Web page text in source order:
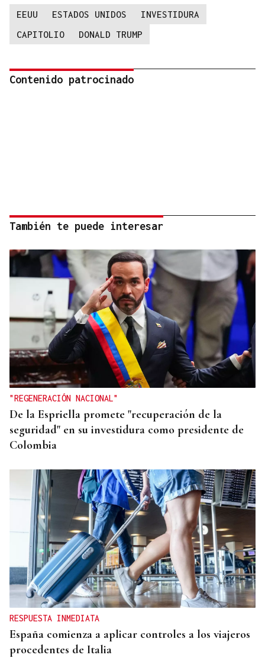
EEUU ESTADOS UNIDOS
INVESTIDURA
CAPITOLIO
DONALD TRUMP
Contenido patrocinado
También te puede interesar
"REGENERACIÓN NACIONAL"
De la Espriella promete "recuperación de la
seguridad" en su investidura como presidente de
Colombia
RESPUESTA INMEDIATA
España comienza a aplicar controles a los viajeros
procedentes de Italia